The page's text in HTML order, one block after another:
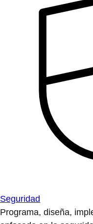
Seguridad
Programa, diseña,